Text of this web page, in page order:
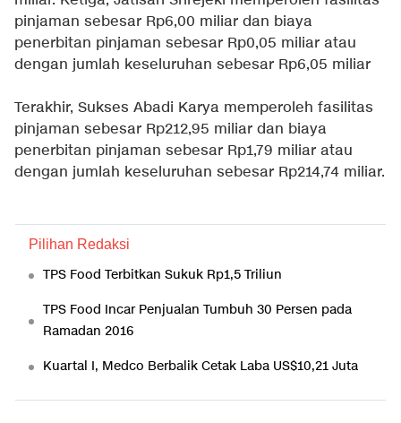
pinjaman sebesar Rp6,00 miliar dan biaya
penerbitan pinjaman sebesar Rp0,05 miliar atau
dengan jumlah keseluruhan sebesar Rp6,05 miliar
Terakhir, Sukses Abadi Karya memperoleh fasilitas
pinjaman sebesar Rp212,95 miliar dan biaya
penerbitan pinjaman sebesar Rp1,79 miliar atau
dengan jumlah keseluruhan sebesar Rp214,74 miliar.
Pilihan Redaksi
TPS Food Terbitkan Sukuk Rp1,5 Triliun
TPS Food Incar Penjualan Tumbuh 30 Persen pada
Ramadan 2016
Kuartal I, Medco Berbalik Cetak Laba US$10,21 Juta